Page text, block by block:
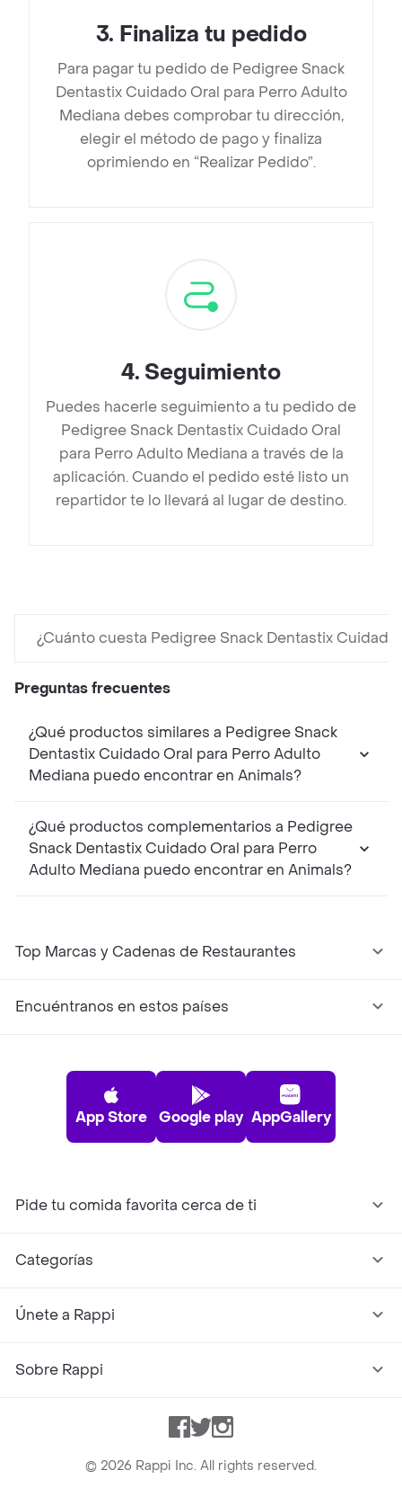
3. Finaliza tu pedido
Para pagar tu pedido de Pedigree Snack
Dentastix Cuidado Oral para Perro Adulto
Mediana debes comprobar tu dirección,
elegir el método de pago y finaliza
oprimiendo en “Realizar Pedido”.
4. Seguimiento
Puedes hacerle seguimiento a tu pedido de
Pedigree Snack Dentastix Cuidado Oral
para Perro Adulto Mediana a través de la
aplicación. Cuando el pedido esté listo un
repartidor te lo llevará al lugar de destino.
¿Cuánto cuesta Pedigree Snack Dentastix
Preguntas frecuentes
¿Qué productos similares a Pedigree Snack
Dentastix Cuidado Oral para Perro Adulto
Mediana puedo encontrar en Animals?
¿Qué productos complementarios a Pedigree
Snack Dentastix Cuidado Oral para Perro
Adulto Mediana puedo encontrar en Animals?
Top Marcas y Cadenas de Restaurantes
Encuéntranos en estos países
App Store Google play AppGallery
Pide tu comida favorita cerca de ti
Categorías
Únete a Rappi
Sobre Rappi
Facebook
TwitterInstagram
© 2026 Rappi Inc. All rights reserved.